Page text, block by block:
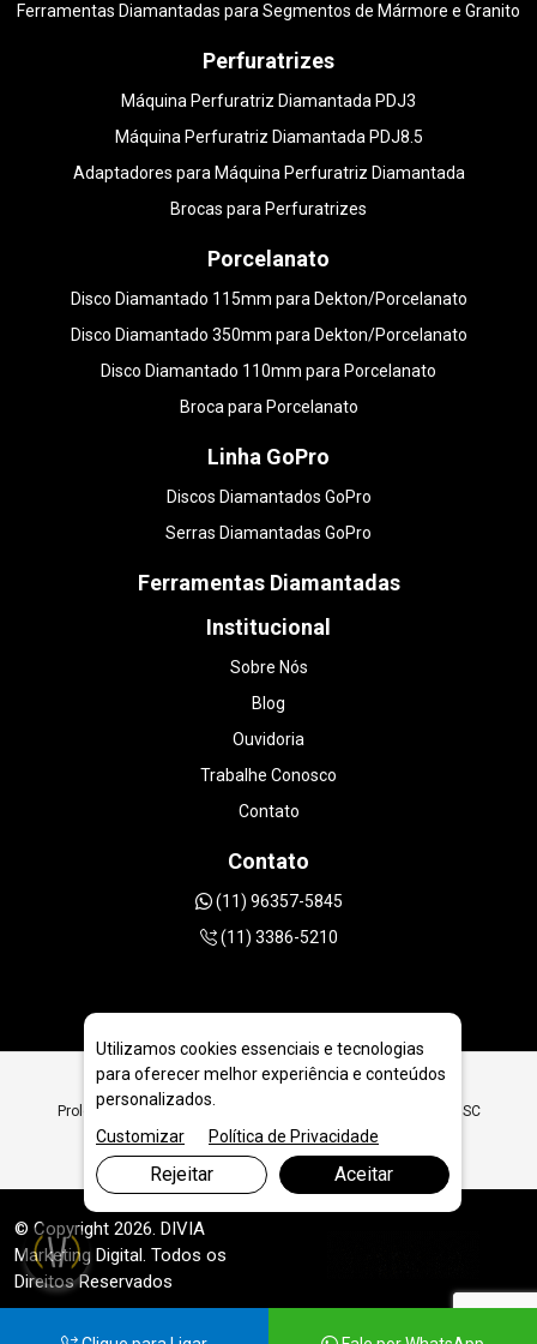
Ferramentas Diamantadas para Segmentos de Mármore e Granito
Perfuratrizes
Máquina Perfuratriz Diamantada PDJ3
Máquina Perfuratriz Diamantada PDJ8.5
Adaptadores para Máquina Perfuratriz Diamantada
Brocas para Perfuratrizes
Porcelanato
Disco Diamantado 115mm para Dekton/Porcelanato
Disco Diamantado 350mm para Dekton/Porcelanato
Disco Diamantado 110mm para Porcelanato
Broca para Porcelanato
Linha GoPro
Discos Diamantados GoPro
Serras Diamantadas GoPro
Ferramentas Diamantadas
Institucional
Sobre Nós
Blog
Ouvidoria
Trabalhe Conosco
Contato
Contato
(11) 96357-5845
(11) 3386-5210
Prolongadores para Cálice - Coroa Diamantada em Joinville - SC
© Copyright 2026. DIVIA
Marketing Digital. Todos os
Direitos Reservados
Utilizamos cookies essenciais e tecnologias
para oferecer melhor experiência e conteúdos
personalizados.
Customizar
Política de Privacidade
Rejeitar Aceitar